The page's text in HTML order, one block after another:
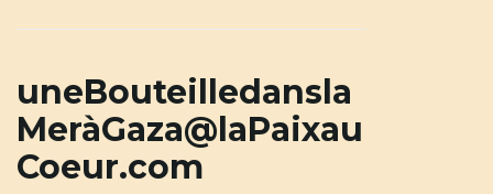
uneBouteilledansla
MeràGaza@laPaixau
Coeur.com